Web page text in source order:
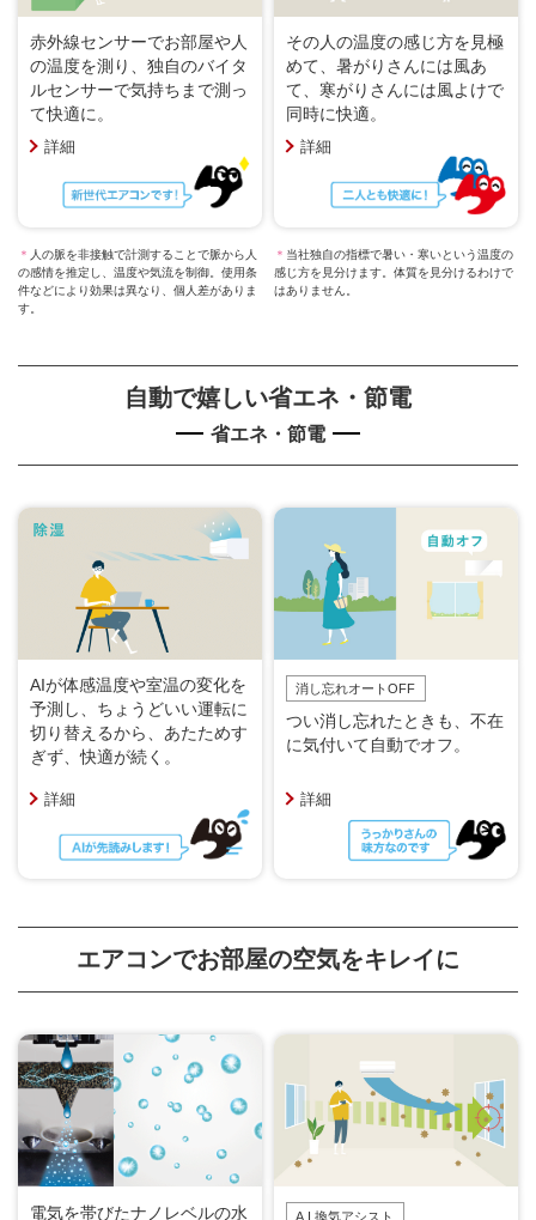
赤外線センサーでお部屋や人
の温度を測り、独自のバイタ
ルセンサーで気持ちまで測っ
て快適に。
詳細
＊ 人の脈を非接触で計測することで脈から人
の感情を推定し、温度や気流を制御。使用条
件などにより効果は異なり、個人差がありま
す。
その人の温度の感じ方を見極
めて、暑がりさんには風あ
て、寒がりさんには風よけで
同時に快適。
詳細
＊ 当社独自の指標で暑い・寒いという温度の
感じ方を見分けます。体質を見分けるわけで
はありません。
自動で嬉しい省エネ・節電
省エネ・節電
AIが体感温度や室温の変化を
予測し、ちょうどいい運転に
切り替えるから、あたためす
ぎず、快適が続く。
詳細
消し忘れオートOFF
つい消し忘れたときも、不在
に気付いて自動でオフ。
詳細
エアコンでお部屋の空気をキレイに
電気を帯びたナノレベルの水 A.I.換気アシスト